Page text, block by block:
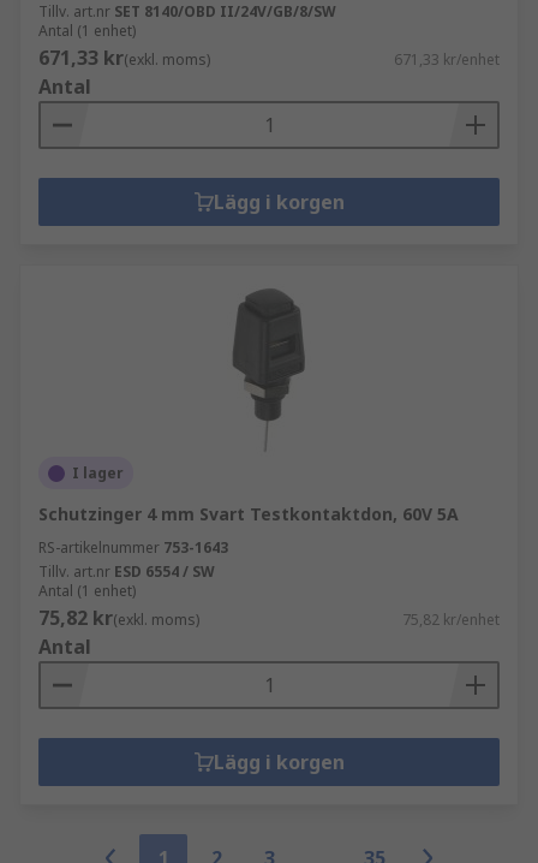
Tillv. art.nr SET 8140/OBD II/24V/GB/8/SW
Antal (1 enhet)
671,33 kr(exkl. moms) 671,33 kr/enhet
Antal
Lägg i korgen
I lager
Schutzinger 4 mm Svart Testkontaktdon, 60V 5A
RS-artikelnummer 753-1643
Tillv. art.nr ESD 6554 / SW
Antal (1 enhet)
75,82 kr(exkl. moms) 75,82 kr/enhet
Antal
Lägg i korgen